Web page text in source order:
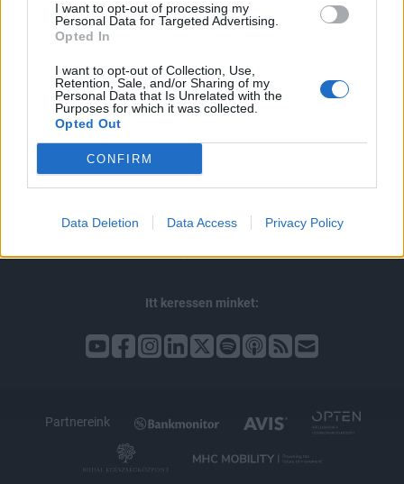
I want to opt-out of processing my
Personal Data for Targeted Advertising.
Opted In
I want to opt-out of Collection, Use,
Retention, Sale, and/or Sharing of my
Personal Data that Is Unrelated with the
Purposes for which it was collected.
Opted Out
CONFIRM
Data Deletion Data Access Privacy Policy
© 2026 Portfolio
impresszum
jogi nyilatkozat
süti beállítások
adatvédelem
szerzői jogok médiaajánlat
karrier
kommentkezelés
Itt keressen minket:
Partnereink